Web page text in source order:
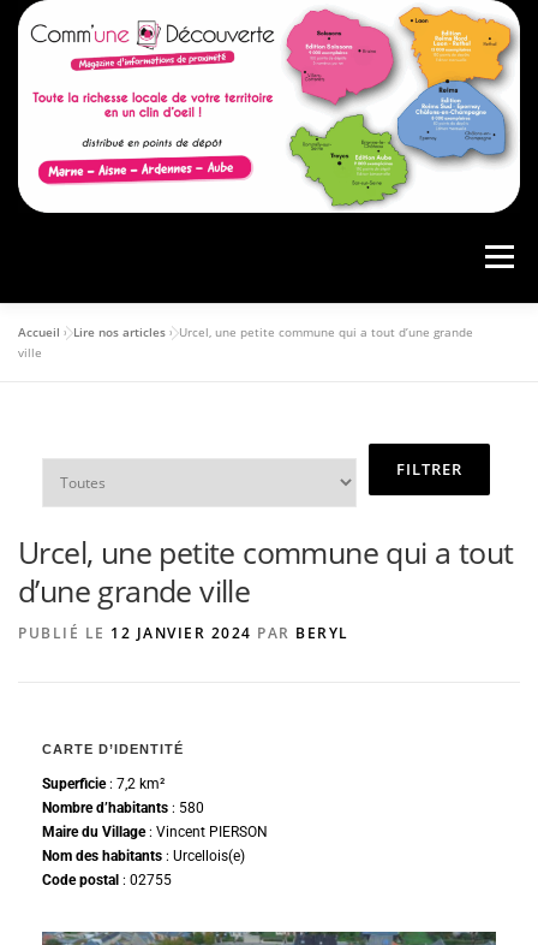
Menu
ACCUEIL
Accueil »Lire nos articles »Urcel, une petite commune qui a tout d’une grande
ville
Urcel, une petite commune qui a tout
d’une grande ville
PUBLIÉ LE 12 JANVIER 2024 PAR BERYL
CARTE D’IDENTITÉ
Superficie: 7,2 km²
Nombre d’habitants : 580
Maire du Village: Vincent PIERSON
Nom des habitants : Urcellois(e)
Code postal : 02755